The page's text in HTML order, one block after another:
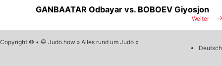
Weiter
GANBAATAR Odbayar vs. BOBOEV Giyosjon
Copyright © • 🥋 Judo.how » Alles rund um Judo «
Deutsch